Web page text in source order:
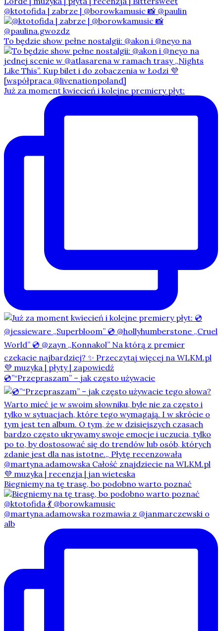
@ktotofida | zabrze | @borowkamusic 📸 @paulin
To będzie show pełne nostalgii: @akon i @neyo na
Już za moment kwiecień i kolejne premiery płyt:
💿”“Przepraszam” – jak często używacie
Biegniemy na tę trasę, bo podobno warto poznać
@martyna.adamowska rozmawia z @janmarczewski o
alb